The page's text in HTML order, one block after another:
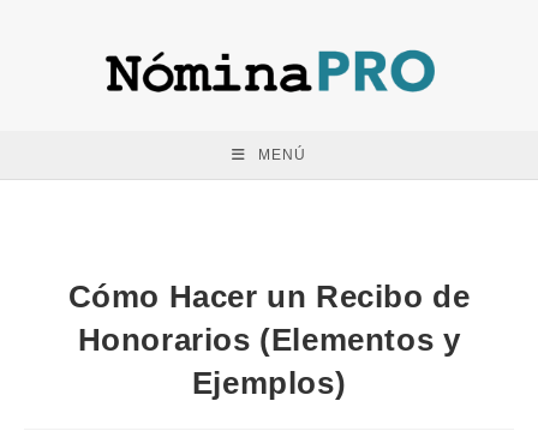
MENÚ
Cómo Hacer un Recibo de
Honorarios (Elementos y
Ejemplos)